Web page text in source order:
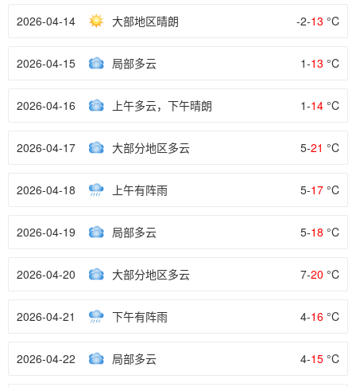
2026-04-14 大部地区晴朗 -2-13 °C
2026-04-15 局部多云 1-13 °C
2026-04-16 上午多云，下午晴朗 1-14 °C
2026-04-17 大部分地区多云 5-21 °C
2026-04-18 上午有阵雨 5-17 °C
2026-04-19 局部多云 5-18 °C
2026-04-20 大部分地区多云 7-20 °C
2026-04-21 下午有阵雨 4-16 °C
2026-04-22 局部多云 4-15 °C